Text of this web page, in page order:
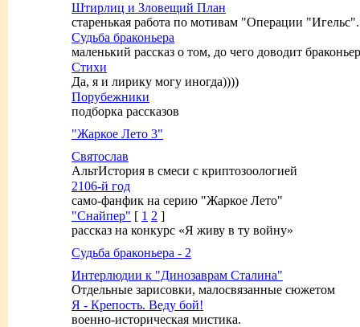
Штирлиц и Зловещий План
старенькая работа по мотивам "Операции
Судьба браконьера
маленький рассказ о том, до чего доводит
Стихи
Да, я и лирику могу иногда))))
Порубежники
подборка рассказов
"Жаркое Лето 3"
Святослав
АльтИстория в смеси с криптозоологией
2106-й год
само-фанфик на серию "Жаркое Лето"
"Снайпер" [ 1 2 ]
рассказ на конкурс «Я живу в ту войну»
Судьба браконьера - 2
Интерлюдии к "Динозаврам Сталина"
Отдельные зарисовки, малосвязанные сюжетом
Я - Крепость. Веду бой!
военно-историческая мистика.